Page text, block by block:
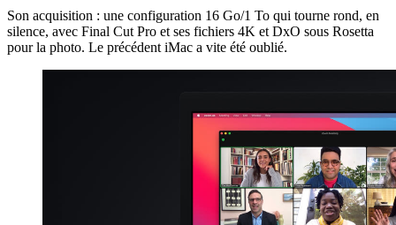
Son acquisition : une configuration 16 Go/1 To qui tourne rond, en
silence, avec Final Cut Pro et ses fichiers 4K et DxO sous Rosetta
pour la photo. Le précédent iMac a vite été oublié.